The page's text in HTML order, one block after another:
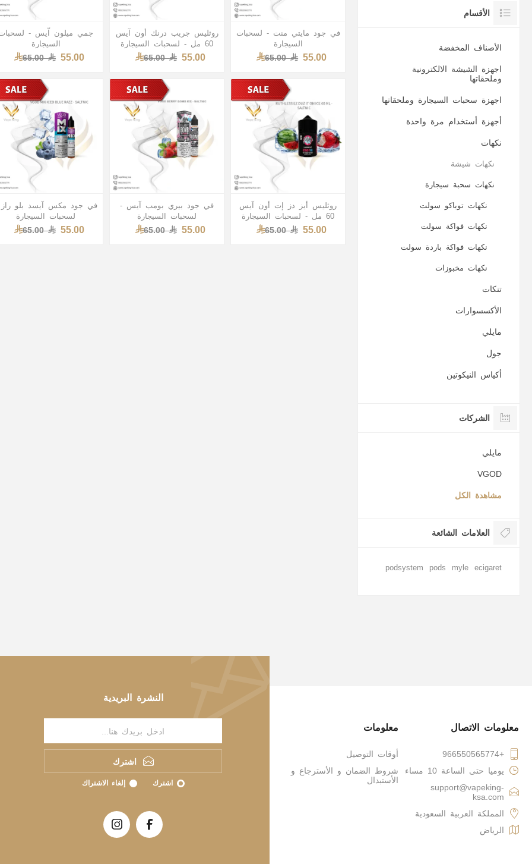
في جود مايتي منت - لسحبات
السيجارة
55.00
65.00
روثليس جريب درنك أون آيس
60 مل - لسحبات السيجارة
55.00
65.00
جمي ميلون اّيس -
السيجارة
55.00
65.00
روثليس أيز دز إت أون آيس
60 مل - لسحبات السيجارة
55.00
65.00
في جود بيري بومب آيس -
لسحبات السيجارة
55.00
65.00
في جود مكس آيسد بلو
لسحبات السيجارة
55.00
65.00
الأقسام
الأصناف المخفضة
اجهزة الشيشة الالكترونية
وملحقاتها
اجهزة سحبات السيجارة وملحقاتها
أجهزة أستخدام مرة واحدة
نكهات
نكهات شيشة
نكهات سحبة سيجارة
نكهات توباكو سولت
نكهات فواكة سولت
نكهات فواكة باردة سولت
نكهات مخبوزات
تنكات
الأكسسوارات
مايلي
جول
أكياس النيكوتين
الشركات
مايلي
VGOD
مشاهدة الكل
العلامات الشائعة
ecigaret
myle
pods
podsystem
النشرة البريدية
اشترك
اشترك إلغاء الاشتراك
معلومات الاتصال
+966550565774
يوميا حتى الساعة 10 مساء
support@vapeking-
ksa.com
المملكة العربية السعودية
الرياض
معلومات
أوقات التوصيل
شروط الضمان و الأسترجاع و
الأستبدال